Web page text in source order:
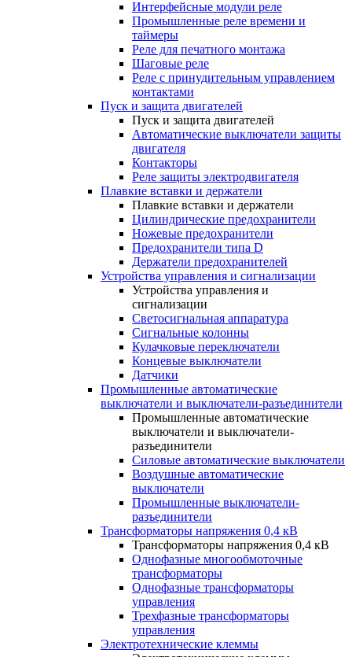
Интерфейсные модули реле
Промышленные реле времени и
таймеры
Реле для печатного монтажа
Шаговые реле
Реле с принудительным управлением
контактами
Пуск и защита двигателей
Пуск и защита двигателей
Автоматические выключатели защиты
двигателя
Контакторы
Реле защиты электродвигателя
Плавкие вставки и держатели
Плавкие вставки и держатели
Цилиндрические предохранители
Ножевые предохранители
Предохранители типа D
Держатели предохранителей
Устройства управления и сигнализации
Устройства управления и
сигнализации
Светосигнальная аппаратура
Сигнальные колонны
Кулачковые переключатели
Концевые выключатели
Датчики
Промышленные автоматические
выключатели и выключатели-разъединители
Промышленные автоматические
выключатели и выключатели-
разъединители
Силовые автоматические выключатели
Воздушные автоматические
выключатели
Промышленные выключатели-
разъединители
Трансформаторы напряжения 0,4 кВ
Трансформаторы напряжения 0,4 кВ
Однофазные многообмоточные
трансформаторы
Однофазные трансформаторы
управления
Трехфазные трансформаторы
управления
Электротехнические клеммы